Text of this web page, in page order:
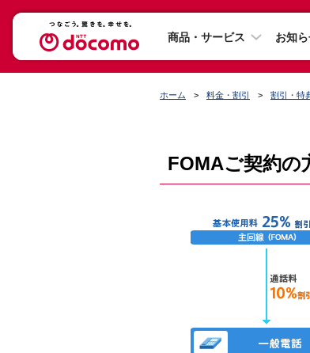
商品・サービス お知
ホーム 料金・割引 割引・特
FOMAご契約の